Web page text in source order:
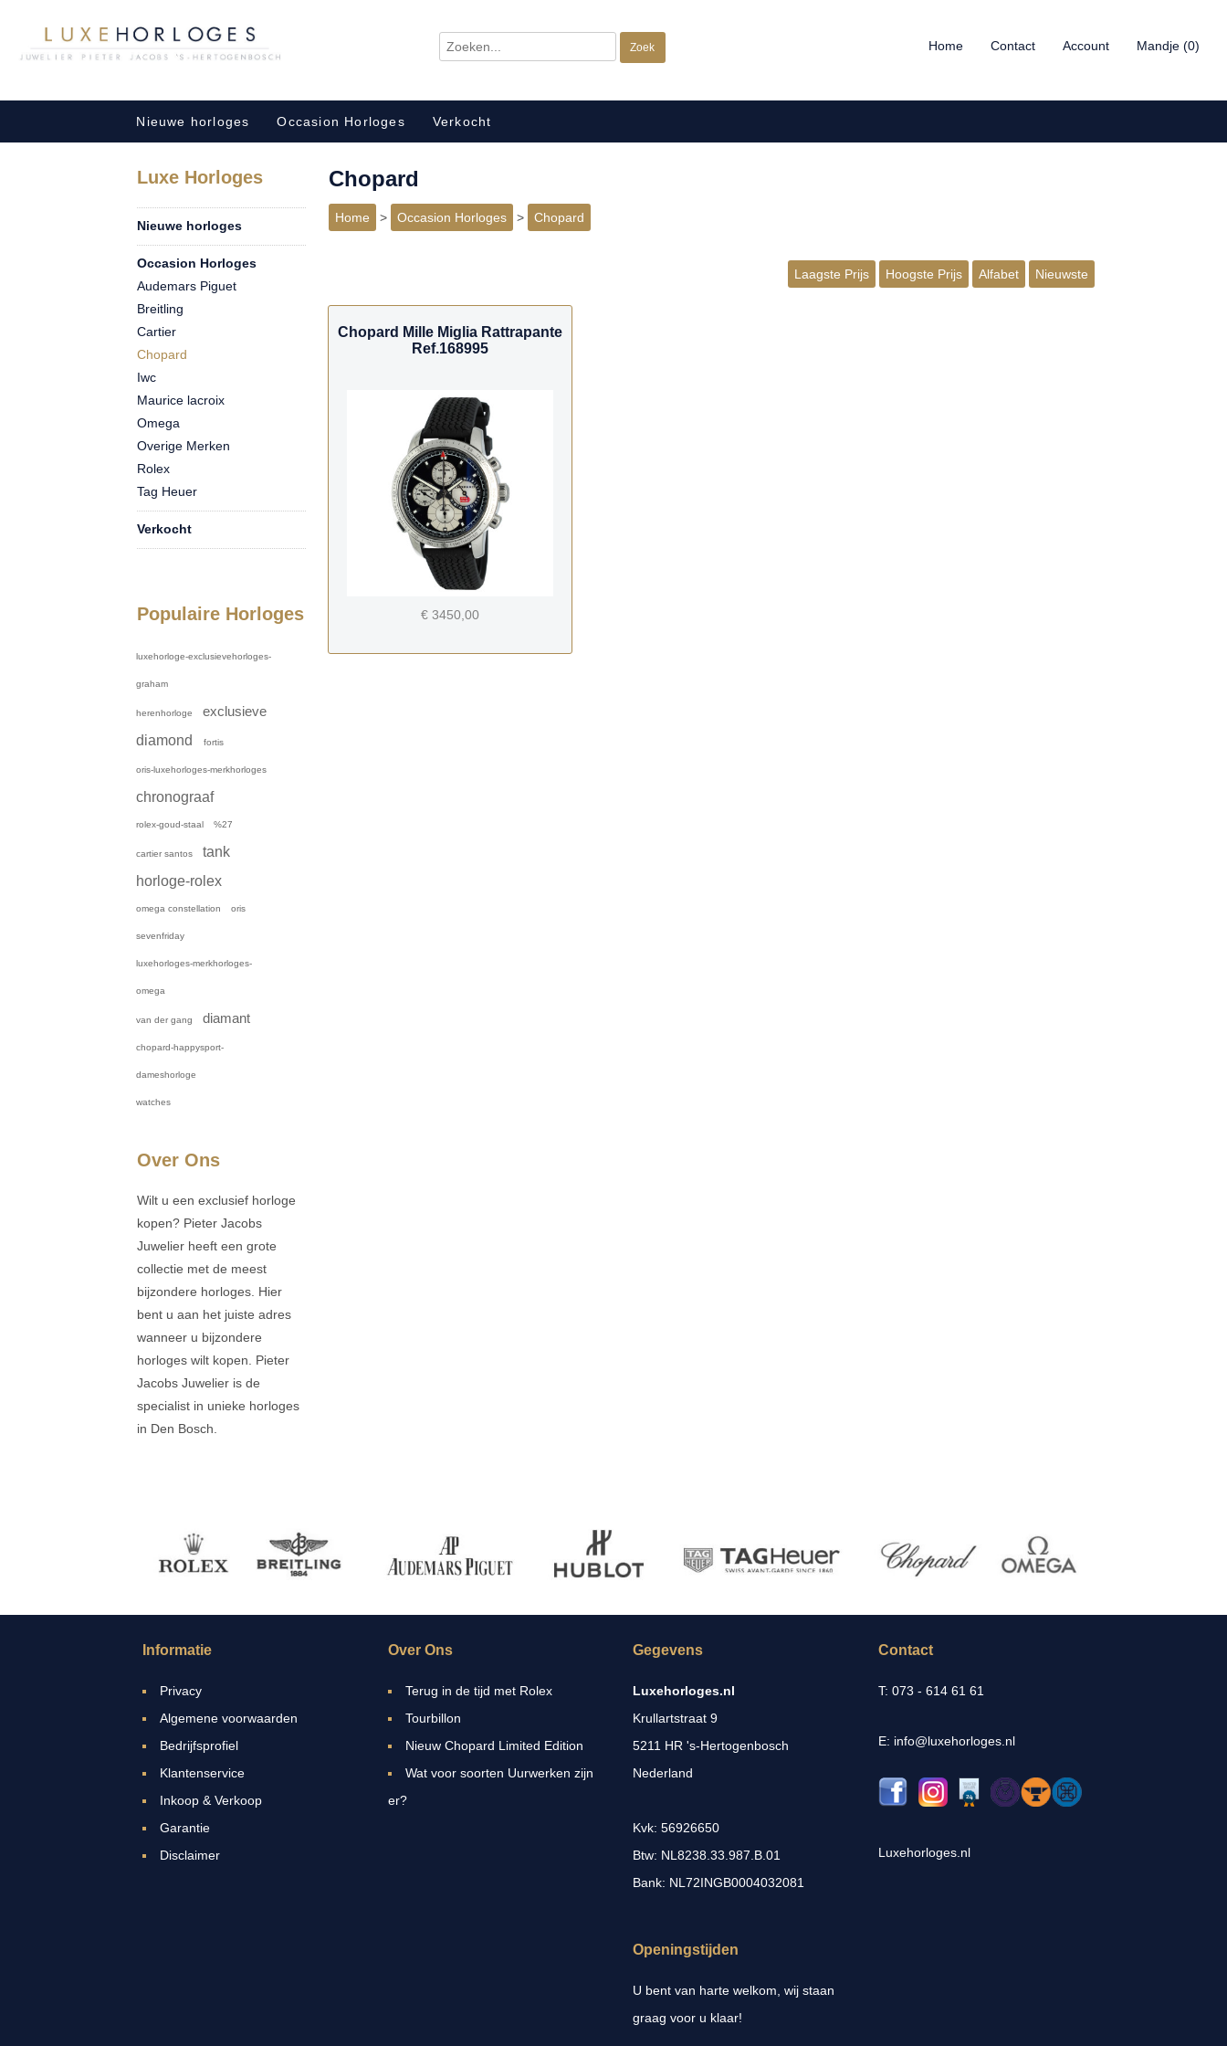
Mandje (0)
Account
Contact
Home
Nieuwe horloges Occasion Horloges Verkocht
Luxe Horloges
Nieuwe horloges
Occasion Horloges
Audemars Piguet
Breitling
Cartier
Chopard
Iwc
Maurice lacroix
Omega
Overige Merken
Rolex
Tag Heuer
Verkocht
Populaire Horloges
luxehorloge-exclusievehorloges-
graham
herenhorloge
exclusieve
diamond
fortis
oris-luxehorloges-merkhorloges
chronograaf
rolex-goud-staal %27
cartier santos
tank
horloge-rolex
omega constellation oris
sevenfriday
luxehorloges-merkhorloges-
omega
van der gang diamant
chopard-happysport-
dameshorloge
watches
Over Ons
Wilt u een exclusief horloge
kopen? Pieter Jacobs
Juwelier heeft een grote
collectie met de meest
bijzondere horloges. Hier
bent u aan het juiste adres
wanneer u bijzondere
horloges wilt kopen. Pieter
Jacobs Juwelier is de
specialist in unieke horloges
in Den Bosch.
Chopard
Home > Occasion Horloges > Chopard
Laagste Prijs Hoogste Prijs Alfabet Nieuwste
Chopard Mille Miglia Rattrapante
Ref.168995
€ 3450,00
Informatie
Privacy
Algemene voorwaarden
Bedrijfsprofiel
Klantenservice
Inkoop & Verkoop
Garantie
Disclaimer
Over Ons
Terug in de tijd met Rolex
Tourbillon
Nieuw Chopard Limited Edition
Wat voor soorten Uurwerken zijn
er?
Gegevens
Luxehorloges.nl
Krullartstraat 9
5211 HR 's-Hertogenbosch
Nederland
Kvk: 56926650
Btw: NL8238.33.987.B.01
Bank: NL72INGB0004032081
Openingstijden
U bent van harte welkom, wij staan
graag voor u klaar!
Contact
T: 073 - 614 61 61
E: info@luxehorloges.nl
Luxehorloges.nl